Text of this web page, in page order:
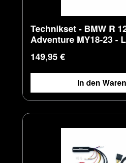
Technikset - BMW R
Adventure MY18-23 -
Adapter
Regulärer Preis:
149,95 €
In den